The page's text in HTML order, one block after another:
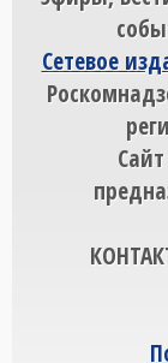
Сетевое